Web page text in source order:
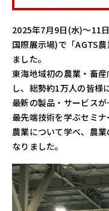
2025年7月9日(水)～11
国際展示場)で「AGTS
ました。
東海地域初の農業・畜
し、総勢約1万人の皆様
最新の製品・サービスが
最先端技術を学ぶセミ
農業について学べ、農
なりました。